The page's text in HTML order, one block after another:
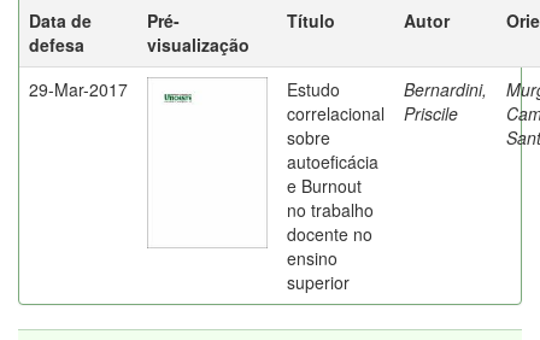
Data de
defesa
Pré-
visualização
Título Autor
29-Mar-2017
Estudo
correlacional
sobre
autoeficácia
e Burnout
no trabalho
docente no
ensino
superior
Bernardini,
Priscile